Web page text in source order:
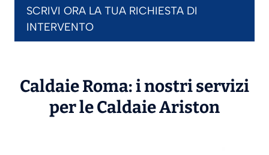
SCRIVI ORA LA TUA RICHIESTA DI
INTERVENTO
Caldaie Roma: i nostri servizi
per le CaldaieAriston